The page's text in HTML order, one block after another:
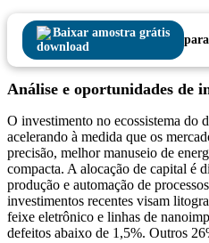
Baixar amostra grátis
Análise e oportunidades de
O investimento no ecossistema do
acelerando à medida que os
precisão, melhor manuseio de
compacta. A alocação de capital é
produção e automação de
investimentos recentes visam
feixe eletrônico e linhas de
defeitos abaixo de 1,5%. Outros